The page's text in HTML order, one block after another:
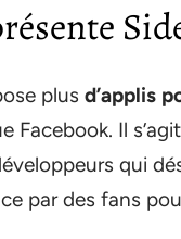
plus d’applis
Facebook. Il
qui
par des fans